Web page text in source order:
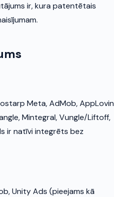
ir, kura patentētais
Meta, AdMob, AppLovin
Mintegral, Vungle/Liftoff,
ir natīvi integrēts bez
Unity Ads (pieejams kā